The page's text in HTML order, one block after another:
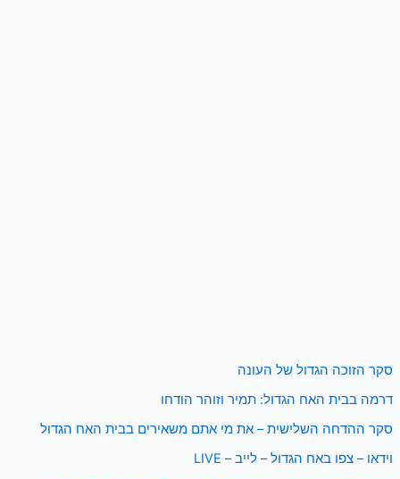
סקר הזוכה הגדול של העונה
דרמה בבית האח הגדול: תמיר וזוהר הודחו
סקר ההדחה השלישית – את מי אתם משאירים בבית האח הגדול
וידאו – צפו באח הגדול – לייב – LIVE